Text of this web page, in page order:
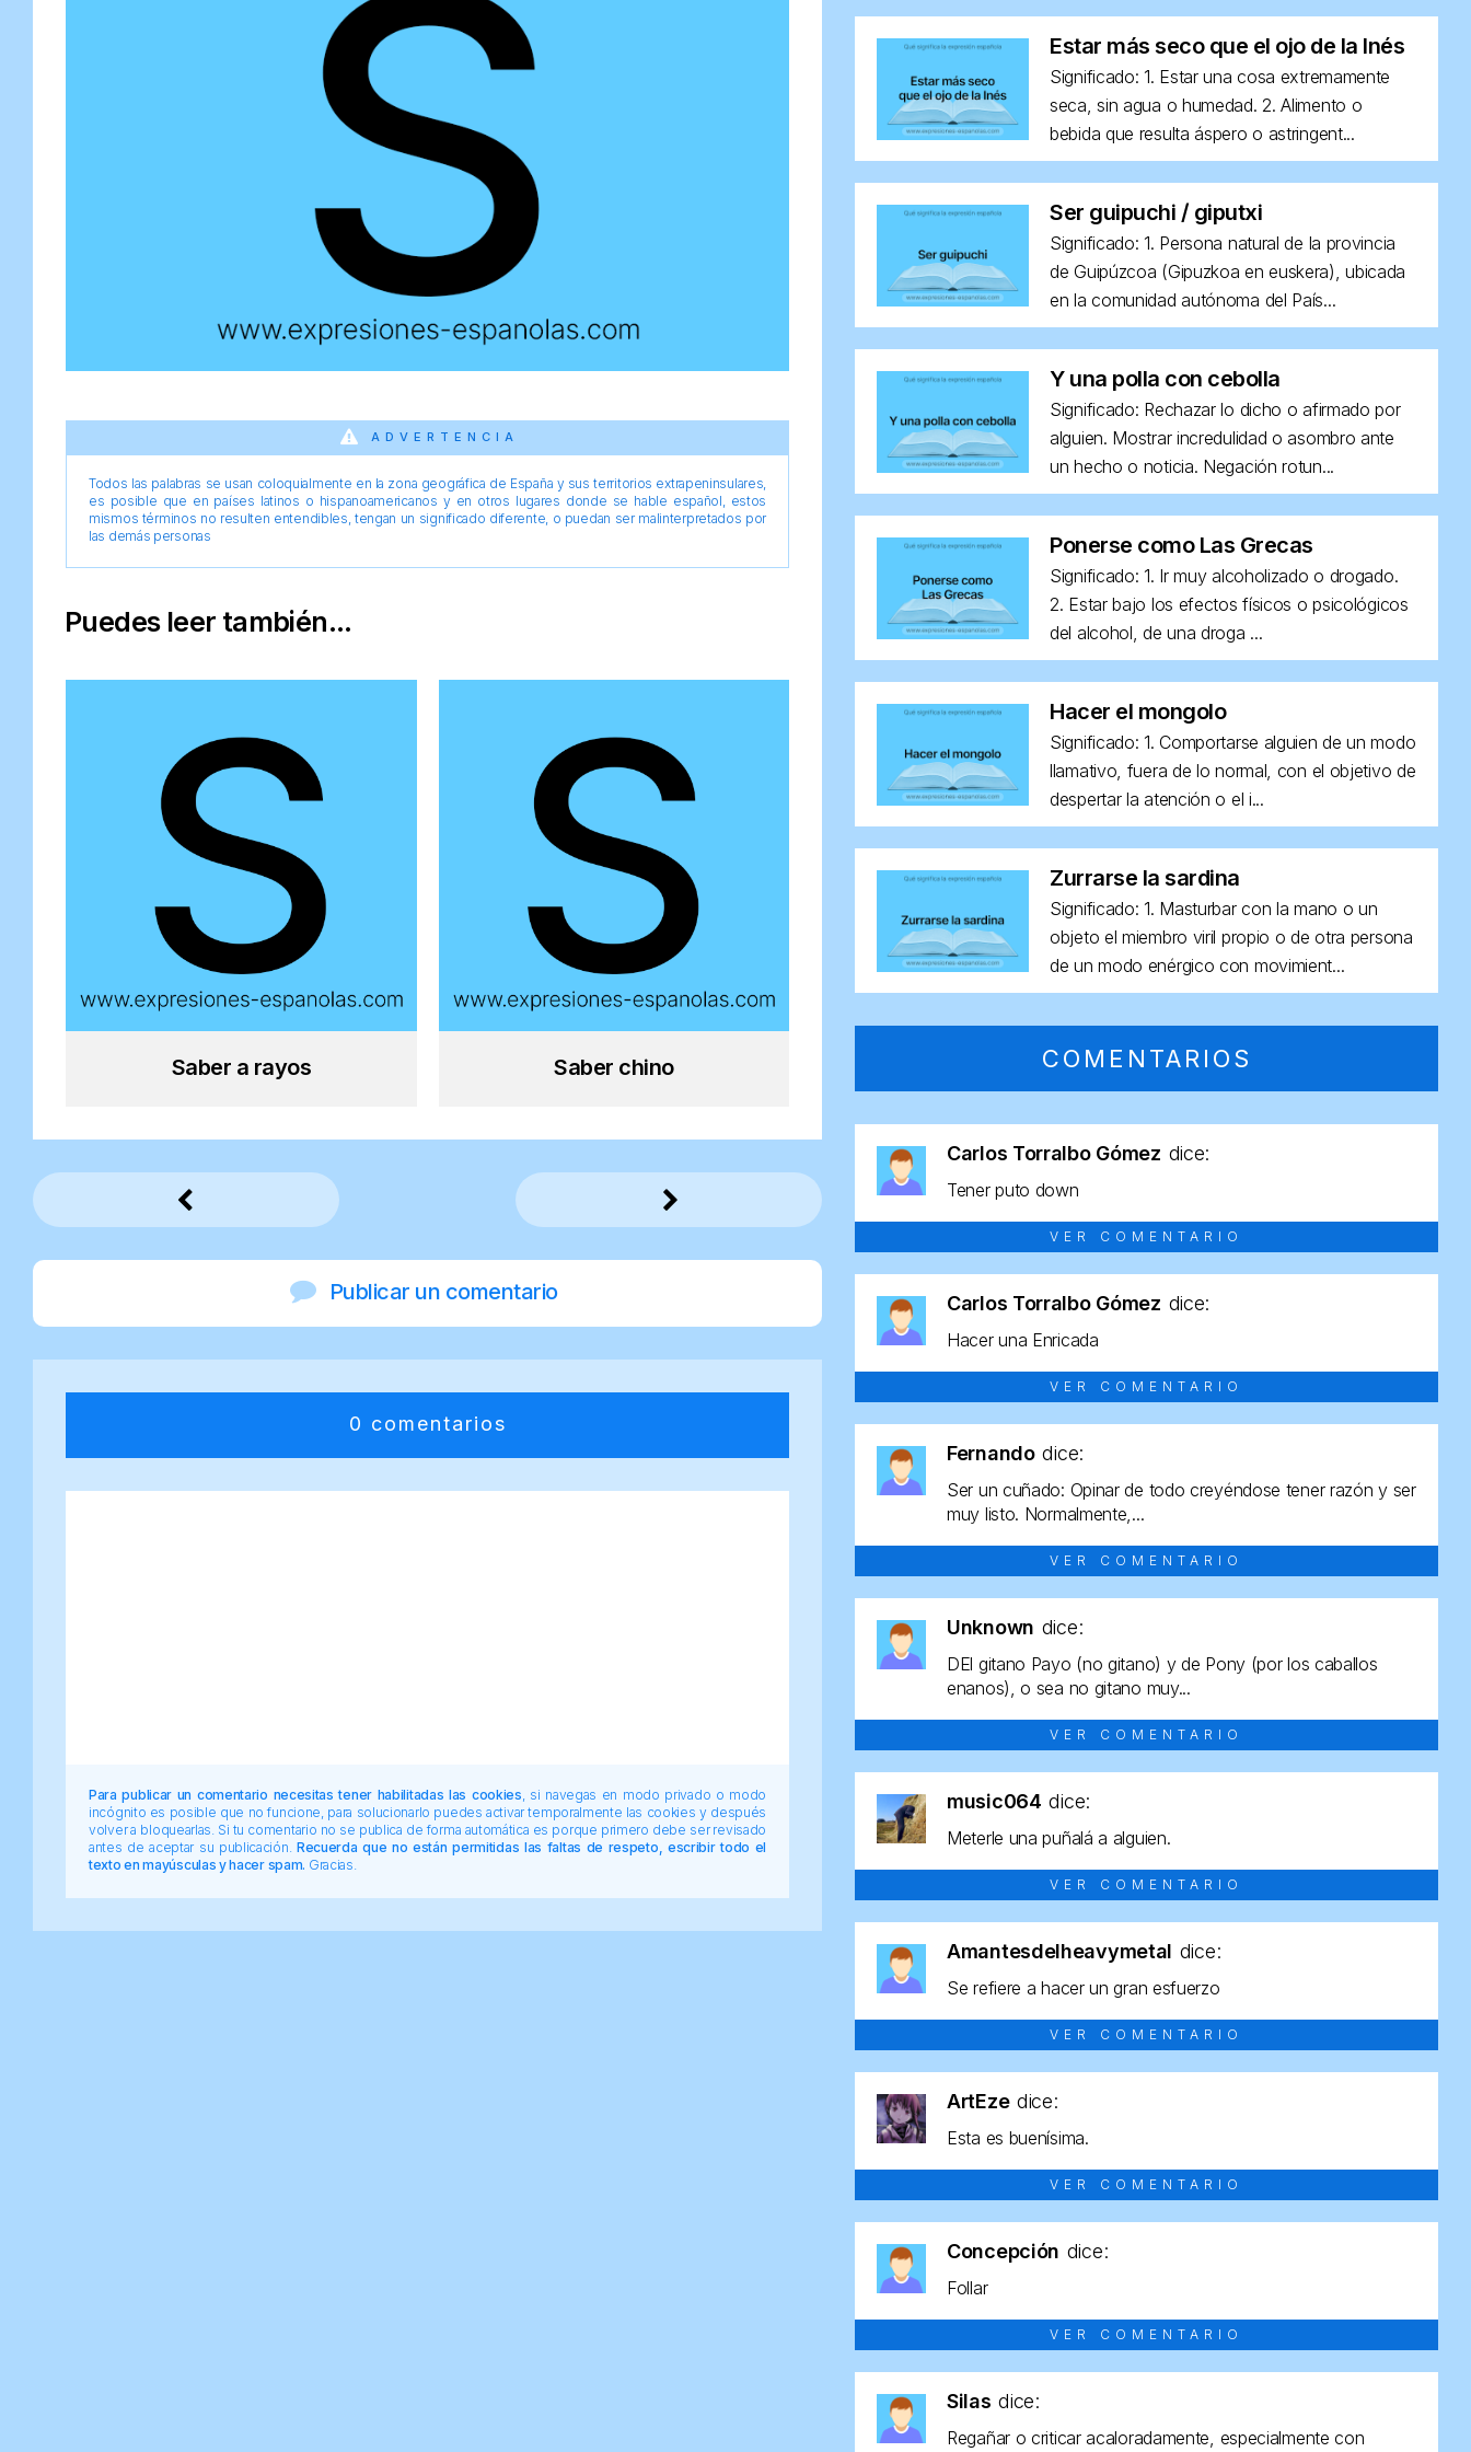
ADVERTENCIA
Todos las palabras se usan coloquialmente en la zona geográfica de España y sus territorios extrapeninsulares,
es posible que en países latinos o hispanoamericanos y en otros lugares donde se hable español, estos
mismos términos no resulten entendibles, tengan un significado diferente, o puedan ser malinterpretados por
las demás personas
Puedes leer también...
Saber a rayos Saber chino
Publicar un comentario
0 comentarios
Para publicar un comentario necesitas tener habilitadas las cookies , si navegas en modo privado o modo
incógnito es posible que no funcione, para solucionarlo puedes activar temporalmente las cookies y después
volver a bloquearlas. Si tu comentario no se publica de forma automática es porque primero debe ser revisado
antes de aceptar su publicación. Recuerda que no están permitidas las faltas de respeto, escribir todo el
texto en mayúsculas y hacer spam. Gracias.
Estar más seco que el ojo de la Inés
Significado: 1. Estar una cosa extremamente
seca, sin agua o humedad. 2. Alimento o
bebida que resulta áspero o astringent...
Ser guipuchi / giputxi
Significado: 1. Persona natural de la provincia
de Guipúzcoa (Gipuzkoa en euskera), ubicada
en la comunidad autónoma del País...
Y una polla con cebolla
Significado: Rechazar lo dicho o afirmado por
alguien. Mostrar incredulidad o asombro ante
un hecho o noticia. Negación rotun...
Ponerse como Las Grecas
Significado: 1. Ir muy alcoholizado o drogado.
2. Estar bajo los efectos físicos o psicológicos
del alcohol, de una droga ...
Hacer el mongolo
Significado: 1. Comportarse alguien de un modo
llamativo, fuera de lo normal, con el objetivo de
despertar la atención o el i...
Zurrarse la sardina
Significado: 1. Masturbar con la mano o un
objeto el miembro viril propio o de otra persona
de un modo enérgico con movimient...
COMENTARIOS
Carlos Torralbo Gómez dice:
Tener puto down
VER COMENTARIO
Carlos Torralbo Gómez dice:
Hacer una Enricada
VER COMENTARIO
Fernando dice:
Ser un cuñado: Opinar de todo creyéndose tener razón y ser
muy listo. Normalmente,...
VER COMENTARIO
Unknown dice:
DEl gitano Payo (no gitano) y de Pony (por los caballos
enanos), o sea no gitano muy...
VER COMENTARIO
music064 dice:
Meterle una puñalá a alguien.
VER COMENTARIO
Amantesdelheavymetal dice:
Se refiere a hacer un gran esfuerzo
VER COMENTARIO
ArtEze dice:
Esta es buenísima.
VER COMENTARIO
Concepción dice:
Follar
VER COMENTARIO
Silas dice:
Regañar o criticar acaloradamente, especialmente con